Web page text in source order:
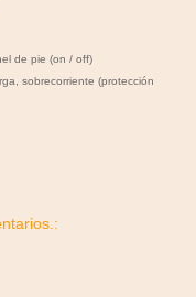
de pie (on / off)
sobrecorriente (protección